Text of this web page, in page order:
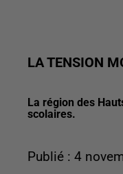
LA TENSION
La région des
scolaires.
Publié : 4